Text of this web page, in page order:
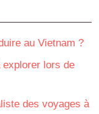
au Vietnam ?
lors de
des voyages à